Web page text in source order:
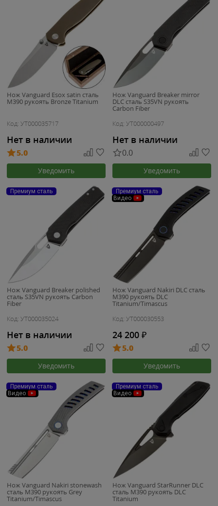
Нож Vanguard Esox satin сталь
M390 рукоять Bronze Titanium
Код: УТ000035717
Нет в наличии
5.0
Уведомить
Нож Vanguard Breaker mirror
DLC сталь S35VN рукоять
Carbon Fiber
Код: УТ000000497
Нет в наличии
0.0
Уведомить
Премиум сталь
Нож Vanguard Breaker polished
сталь S35VN рукоять Carbon
Fiber
Код: УТ000035024
Нет в наличии
5.0
Уведомить
Премиум сталь
Видео
Нож Vanguard Nakiri DLC сталь
M390 рукоять DLC
Titanium/Timascus
Код: УТ000030553
24 200 ₽
5.0
Уведомить
Премиум сталь
Видео
Нож Vanguard Nakiri stonewash
сталь M390 рукоять Grey
Titanium/Timascus
Премиум сталь
Видео
Нож Vanguard StarRunner DLC
сталь M390 рукоять DLC
Titanium